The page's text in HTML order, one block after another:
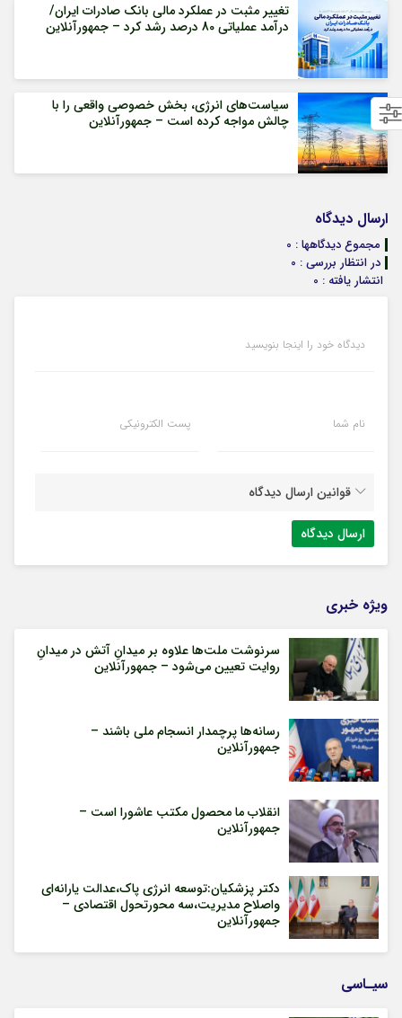
تغییر مثبت در عملکرد مالی بانک صادرات ایران/
درآمد عملیاتی 80 درصد رشد کرد – جمهورآنلاین
سیاست‌های انرژی، بخش خصوصی واقعی را با
چالش مواجه کرده است – جمهورآنلاین
ارسال دیدگاه
مجموع دیدگاهها : 0
در انتظار بررسی : 0
انتشار یافته : 0
دیدگاه خود را اینجا بنویسید
نام شما پست الکترونیکی
قوانین ارسال دیدگاه
ویژه خبری
سرنوشت ملت‌ها علاوه بر میدانِ آتش در میدانِ
روایت تعیین می‌شود – جمهورآنلاین
رسانه‌ها پرچمدار انسجام ملی باشند –
جمهورآنلاین
انقلاب ما محصول مکتب عاشورا است –
جمهورآنلاین
دکتر پزشکیان:توسعه انرژی پاک،عدالت یارانه‌ای
واصلاح مدیریت،سه محورتحول اقتصادی –
جمهورآنلاین
سیـاسی